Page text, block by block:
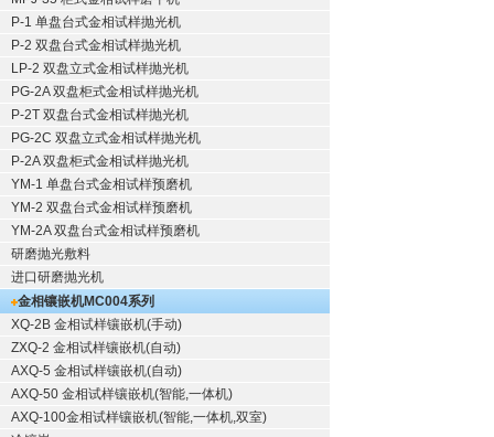
P-1 单盘台式金相试样抛光机
P-2 双盘台式金相试样抛光机
LP-2 双盘立式金相试样抛光机
PG-2A 双盘柜式金相试样抛光机
P-2T 双盘台式金相试样抛光机
PG-2C 双盘立式金相试样抛光机
P-2A 双盘柜式金相试样抛光机
YM-1 单盘台式金相试样预磨机
YM-2 双盘台式金相试样预磨机
YM-2A 双盘台式金相试样预磨机
研磨抛光敷料
进口研磨抛光机
金相镶嵌机MC004系列
XQ-2B 金相试样镶嵌机(手动)
ZXQ-2 金相试样镶嵌机(自动)
AXQ-5 金相试样镶嵌机(自动)
AXQ-50 金相试样镶嵌机(智能,一体机)
AXQ-100金相试样镶嵌机(智能,一体机,双室)